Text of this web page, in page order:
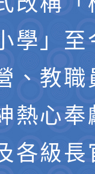
學」
、教職
熱心奉
各級長